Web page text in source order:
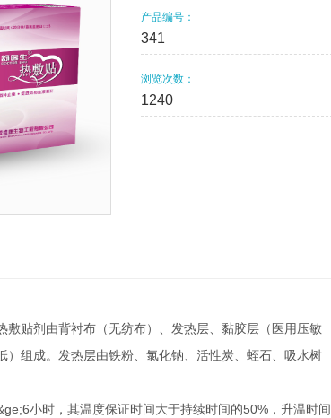
产品编号：
341
浏览次数：
1240
敷贴剂由背衬布（无纺布）、发热层、黏胶层（医用压敏
发热层由铁粉、氯化钠、活性炭、蛭石、吸水树
小时，其温度保证时间大于持续时间的50%，升温时间